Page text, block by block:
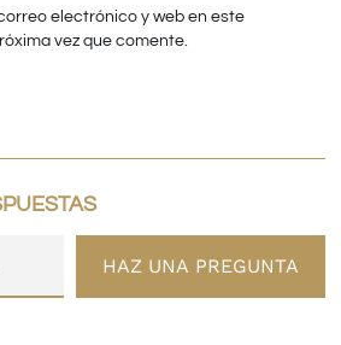
electrónico y web en este
vez que comente.
HAZ UNA PREGUNTA